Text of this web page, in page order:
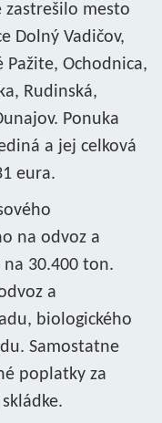
zastrešilo mesto
Dolný Vadičov,
Pažite, Ochodnica,
Rudinská,
Ponuka
a jej celková
eura.
na odvoz a
30.400 ton.
a
biologického
Samostatne
poplatky za